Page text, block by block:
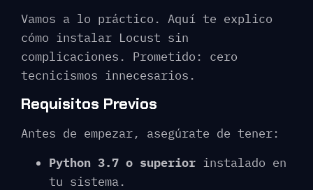
Vamos a lo práctico. Aquí te explico
cómo instalar Locust sin
complicaciones. Prometido: cero
tecnicismos innecesarios.
Requisitos Previos
Antes de empezar, asegúrate de tener:
Python 3.7 o superior instalado en
tu sistema.